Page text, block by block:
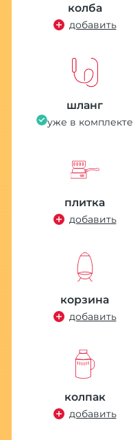
колба
добавить
шланг
уже в комплекте
плитка
добавить
корзина
добавить
колпак
добавить